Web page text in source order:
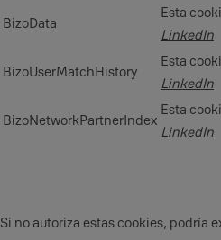
BizoData
Esta
LinkedIn
BizoUserMatchHistory
Esta
LinkedIn
BizoNetworkPartnerIndex
Esta
LinkedIn
Si no autoriza estas cookies, podría